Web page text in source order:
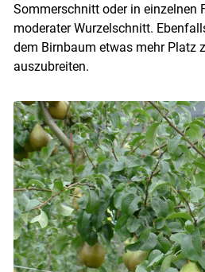
Sommerschnitt oder in einzelnen
moderater Wurzelschnitt.
dem Birnbaum etwas mehr Platz
auszubreiten.